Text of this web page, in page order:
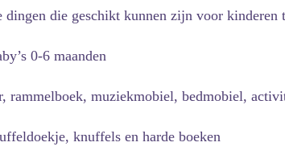
dingen die geschikt kunnen zijn voor kinderen
0-6 maanden
rammelboek, muziekmobiel, bedmobiel,
knuffels en harde boeken